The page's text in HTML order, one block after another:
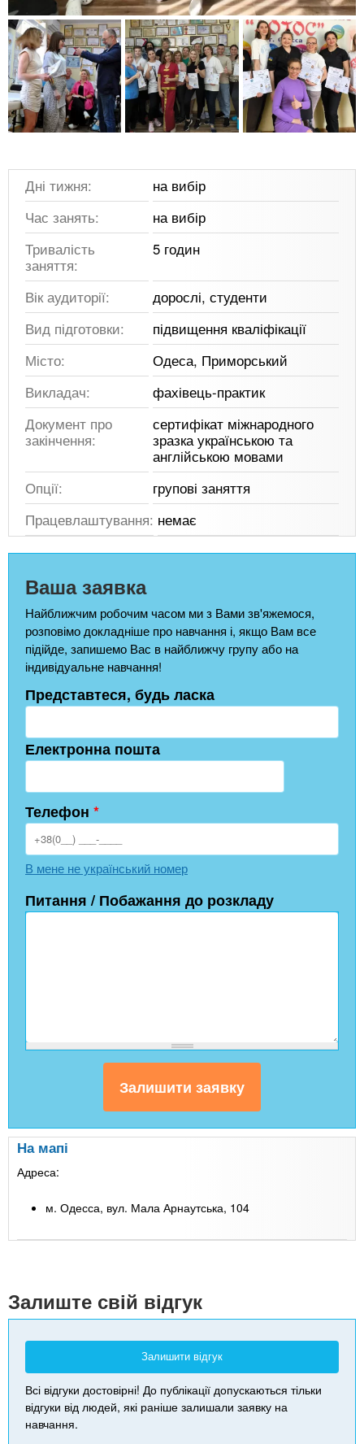
Дні тижня:
на вибір
Час занять:
на вибір
Тривалість
заняття:
5 годин
Вік аудиторії:
дорослі, студенти
Вид підготовки:
підвищення кваліфікації
Місто:
Одеса, Приморський
Викладач:
фахівець-практик
Документ про
закінчення:
сертифікат міжнародного
зразка українською та
англійською мовами
Опції:
групові заняття
Працевлаштування: немає
Ваша заявка
Найближчим робочим часом ми з Вами зв'яжемося,
розповімо докладніше про навчання і, якщо Вам все
підійде, запишемо Вас в найближчу групу або на
індивідуальне навчання!
Представтеся, будь ласка
Електронна пошта
Телефон *
В мене не український номер
Питання / Побажання до розкладу
На мапі
Адреса:
м. Одесса, вул. Мала Арнаутська, 104
Залиште свій відгук
Залишити відгук
Всі відгуки достовірні! До публікації допускаються тільки
відгуки від людей, які раніше залишали заявку на
навчання.